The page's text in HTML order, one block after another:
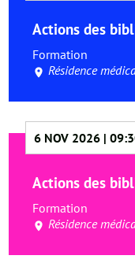
Actions des
Formation
Résidence
6 NOV 2026 |
Actions des
Formation
Résidence